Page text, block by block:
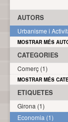
AUTORS
Urbanisme i
MOSTRAR MÉS
CATEGORIES
Comerç (1)
MOSTRAR MÉS
ETIQUETES
Girona (1)
Economia (1)